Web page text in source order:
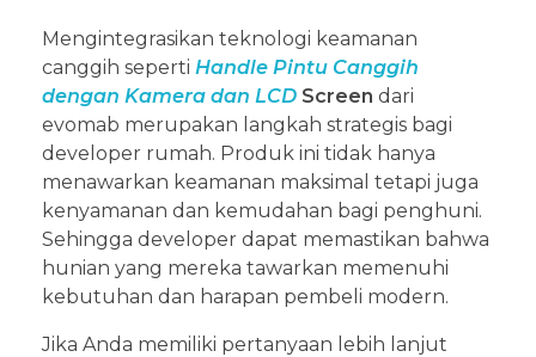
Mengintegrasikan teknologi keamanan
canggih seperti Handle Pintu Canggih
dengan Kamera dan LCD Screen dari
evomab merupakan langkah strategis bagi
developer rumah. Produk ini tidak hanya
menawarkan keamanan maksimal tetapi juga
kenyamanan dan kemudahan bagi penghuni.
Sehingga developer dapat memastikan bahwa
hunian yang mereka tawarkan memenuhi
kebutuhan dan harapan pembeli modern.
Jika Anda memiliki pertanyaan lebih lanjut